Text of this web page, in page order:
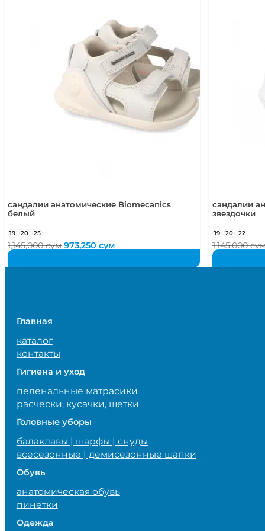
сандалии анатомические Biomecanics
белый
19 20 25
1,145,000сум Первоначальная
цена
1,145,000 сум.
973,250сум
цена:
сандалии
звездочки
19 20 22
1,145,000
Главная
каталог
контакты
Гигиена и уход
пеленальные матрасики
расчески, кусачки, щетки
Головные уборы
балаклавы | шарфы | снуды
всесезонные | демисезонные шапки
Обувь
анатомическая обувь
пинетки
Одежда